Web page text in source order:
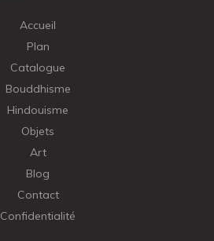
Accueil
Plan
Catalogue
Bouddhisme
Hindouisme
Objets
Art
Blog
Contact
Confidentialité